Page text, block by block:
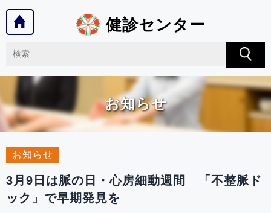
健診センター
お知らせ
お知らせ
3月9日は脈の日・心房細動週間 「不整脈ド
ック」で早期発見を